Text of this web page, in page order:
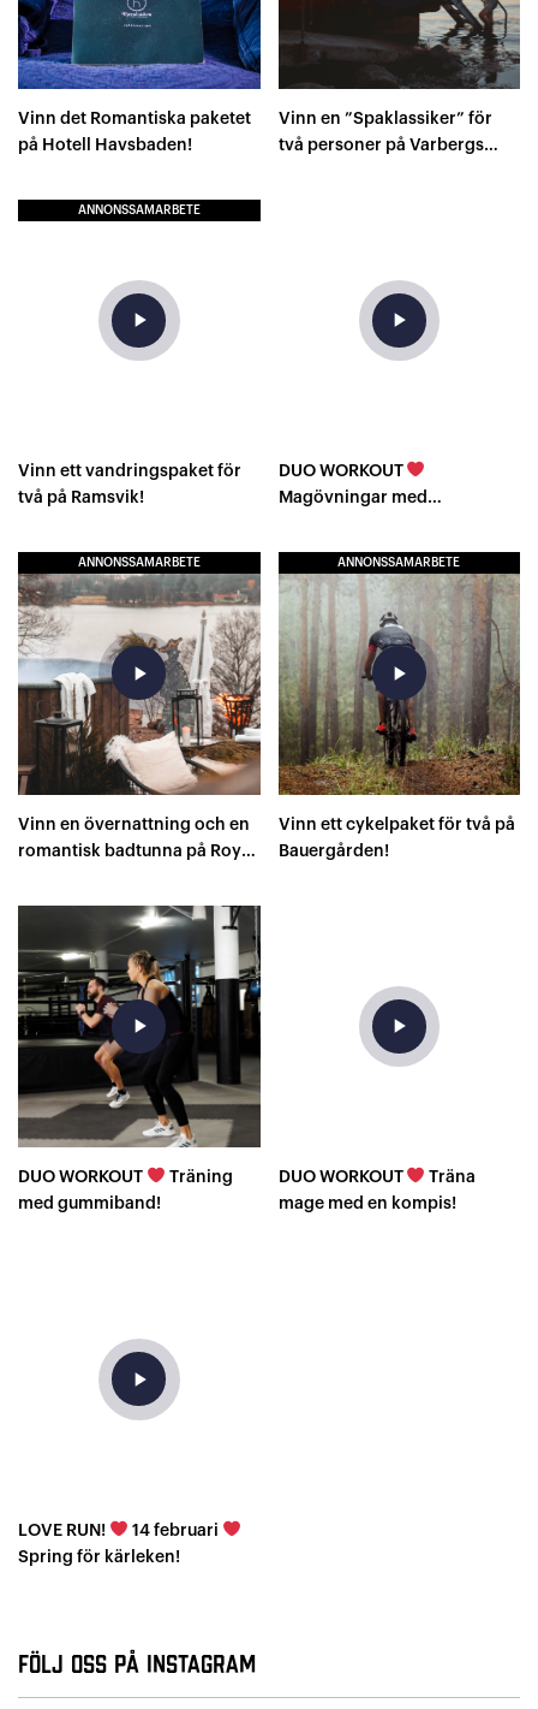
Vinn det Romantiska paketet
på Hotell Havsbaden!
Vinn en ”Spaklassiker” för
två personer på Varbergs
ANNONSSAMARBETE
play_arrow
Vinn ett vandringspaket för
två på Ramsvik!
play_arrow
DUO WORKOUT
Magövningar med
ANNONSSAMARBETE
play_arrow
Vinn en övernattning och en
romantisk badtunna på Royal
ANNONSSAMARBETE
play_arrow
Vinn ett cykelpaket för två på
Bauergården!
play_arrow
DUO WORKOUT
Träning
med gummiband!
play_arrow
DUO WORKOUT
Träna
mage med en kompis!
play_arrow
LOVE RUN!
14 februari
Spring för kärleken!
Följ oss på Instagram